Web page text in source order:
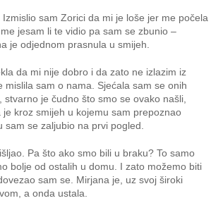
sam Zorici da mi je loše jer me počela
jesam li te vidio pa sam se zbunio –
je odjednom prasnula u smijeh.
da mi nije dobro i da zato ne izlazim iz
mislila sam o nama. Sjećala sam se onih
je čudno što smo se ovako našli,
je kroz smijeh u kojemu sam prepoznao
sam se zaljubio na prvi pogled.
Pa što ako smo bili u braku? To samo
bolje od ostalih u domu. I zato možemo biti
sam se. Mirjana je, uz svoj široki
a onda ustala.